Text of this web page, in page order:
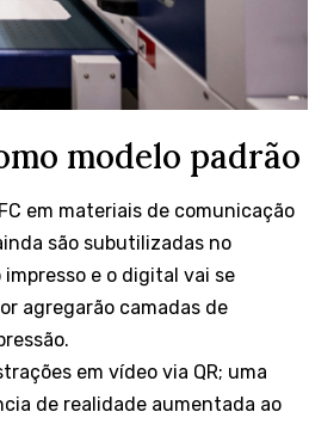
modelo padrão
em materiais de comunicação
são subutilizadas no
e o digital vai se
agregarão camadas de
em vídeo via QR; uma
de realidade aumentada ao